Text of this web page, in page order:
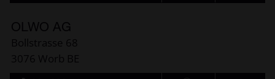
OLWO AG
Bollstrasse 68
3076 Worb BE